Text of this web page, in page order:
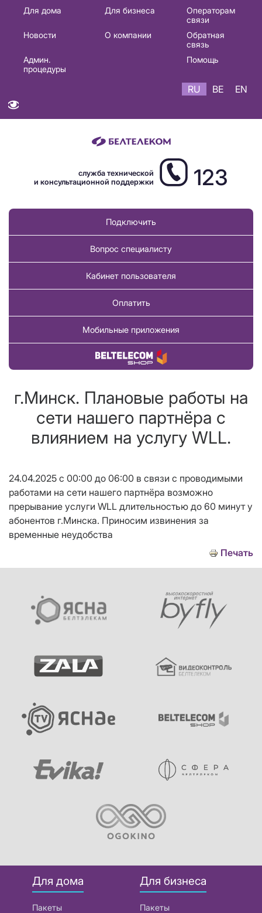
Основная
навигация
Для дома Для бизнеса
Операторам
связи
Новости
О компании
Обратная
связь
Админ.
процедуры
Помощь
RU BE EN
служба технической
и консультационной поддержки
123
Подключить
Вопрос специалисту
Кабинет пользователя
Оплатить
Мобильные приложения
Купить товар
г.Минск. Плановые работы на
сети нашего партнёра с
влиянием на услугу WLL.
24.04.2025 с 00:00 до 06:00 в связи с проводимыми
работами на сети нашего партнёра возможно
прерывание услуги WLL длительностью до 60 минут у
абонентов г.Минска. Приносим извинения за
временные неудобства
Печать
Для дома
Пакеты
Для бизнеса
Пакеты